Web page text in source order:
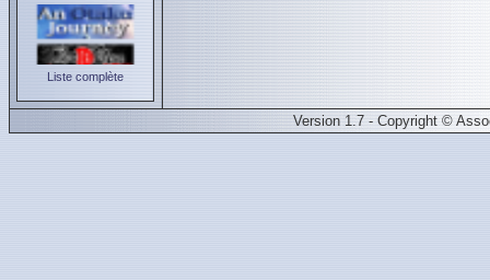
Liste complète
Version 1.7 - Copyright ©